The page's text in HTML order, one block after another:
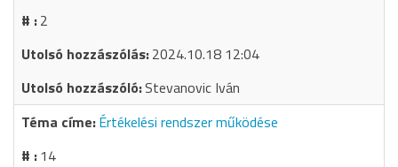
2
2024.10.18 12:04
Stevanovic Iván
Értékelési rendszer működése
14